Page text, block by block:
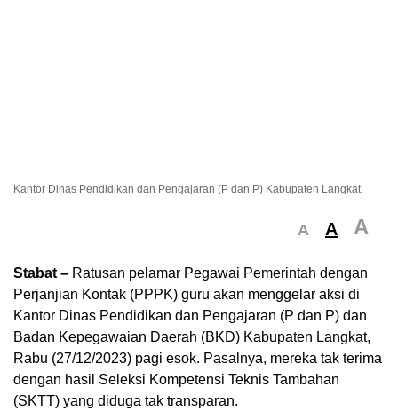
Kantor Dinas Pendidikan dan Pengajaran (P dan P) Kabupaten Langkat.
A A A
Stabat – Ratusan pelamar Pegawai Pemerintah dengan
Perjanjian Kontak (PPPK) guru akan menggelar aksi di
Kantor Dinas Pendidikan dan Pengajaran (P dan P) dan
Badan Kepegawaian Daerah (BKD) Kabupaten Langkat,
Rabu (27/12/2023) pagi esok. Pasalnya, mereka tak terima
dengan hasil Seleksi Kompetensi Teknis Tambahan
(SKTT) yang diduga tak transparan.